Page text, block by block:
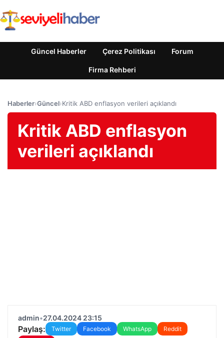
Güncel Haberler Çerez Politikası Forum
Firma Rehberi
Haberler›Güncel›Kritik ABD enflasyon verileri açıklandı
Kritik ABD enflasyon
verileri açıklandı
admin•27.04.2024 23:15
Paylaş: Twitter Facebook WhatsApp
Reddit